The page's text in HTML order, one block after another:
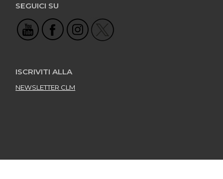
SEGUICI SU
ISCRIVITI ALLA
NEWSLETTER CLM